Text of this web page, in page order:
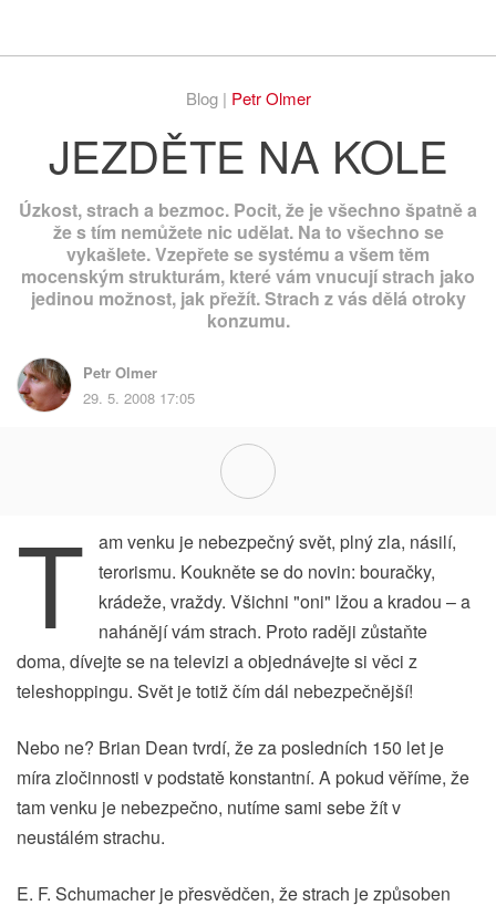
Blog | Petr Olmer
JEZDĚTE NA KOLE
Úzkost, strach a bezmoc. Pocit, že je všechno špatně a
že s tím nemůžete nic udělat. Na to všechno se
vykašlete. Vzepřete se systému a všem těm
mocenským strukturám, které vám vnucují strach jako
jedinou možnost, jak přežít. Strach z vás dělá otroky
konzumu.
Petr Olmer
29. 5. 2008 17:05
T
am venku je nebezpečný svět, plný zla, násilí,
terorismu. Koukněte se do novin: bouračky,
krádeže, vraždy. Všichni "oni" lžou a kradou – a
nahánějí vám strach. Proto raději zůstaňte
doma, dívejte se na televizi a objednávejte si věci z
teleshoppingu. Svět je totiž čím dál nebezpečnější!
Nebo ne? Brian Dean tvrdí, že za posledních 150 let je
míra zločinnosti v podstatě konstantní. A pokud věříme, že
tam venku je nebezpečno, nutíme sami sebe žít v
neustálém strachu.
E. F. Schumacher je přesvědčen, že strach je způsoben